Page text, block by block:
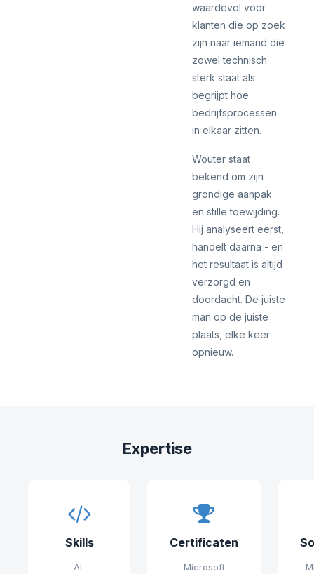
waardevol voor
klanten die op zoek
zijn naar iemand die
zowel technisch
sterk staat als
begrijpt hoe
bedrijfsprocessen
in elkaar zitten.
Wouter staat
bekend om zijn
grondige aanpak
en stille toewijding.
Hij analyseert eerst,
handelt daarna - en
het resultaat is altijd
verzorgd en
doordacht. De juiste
man op de juiste
plaats, elke keer
opnieuw.
Expertise
Skills
AL
Certificaten
Microsoft